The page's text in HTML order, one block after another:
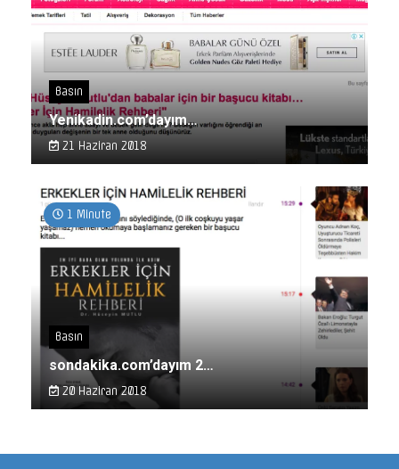
Basın
Yenikadin.com’dayım…
21 Haziran 2018
1 Minute
Basın
sondakika.com’dayım 2…
20 Haziran 2018